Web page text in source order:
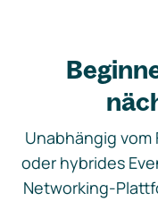
Unabhängig
oder hybrides
Networking-